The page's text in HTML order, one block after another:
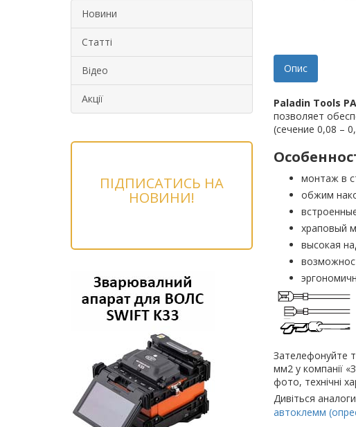
Новини
Статті
Відео
Акції
ПІДПИСАТИСЬ НА
НОВИНИ!
Опис
Paladin Tools
позволяет
(сечение 0,08 –
монтаж в
обжим
храповый
высокая
Зателефонуйте
мм2 у компанії
фото, технічні
Дивіться
автоклемм